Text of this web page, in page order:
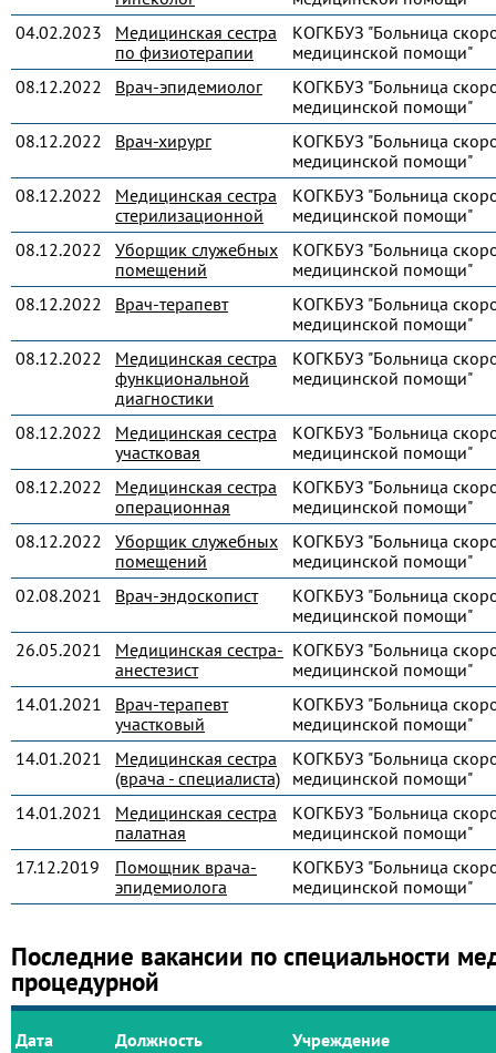
04.02.2023
Медицинская сестра
по физиотерапии
КОГКБУЗ "Больница
медицинской помощи"
08.12.2022
Врач-эпидемиолог
КОГКБУЗ "Больница
медицинской помощи"
08.12.2022
Врач-хирург
КОГКБУЗ "Больница
медицинской помощи"
08.12.2022
Медицинская сестра
стерилизационной
КОГКБУЗ "Больница
медицинской помощи"
08.12.2022
Уборщик служебных
помещений
КОГКБУЗ "Больница
медицинской помощи"
08.12.2022
Врач-терапевт
КОГКБУЗ "Больница
медицинской помощи"
08.12.2022
Медицинская сестра
функциональной
диагностики
КОГКБУЗ "Больница
медицинской помощи"
08.12.2022
Медицинская сестра
участковая
КОГКБУЗ "Больница
медицинской помощи"
08.12.2022
Медицинская сестра
операционная
КОГКБУЗ "Больница
медицинской помощи"
08.12.2022
Уборщик служебных
помещений
КОГКБУЗ "Больница
медицинской помощи"
02.08.2021
Врач-эндоскопист
КОГКБУЗ "Больница
медицинской помощи"
26.05.2021
Медицинская сестра-
анестезист
КОГКБУЗ "Больница
медицинской помощи"
14.01.2021
Врач-терапевт
участковый
КОГКБУЗ "Больница
медицинской помощи"
14.01.2021
Медицинская сестра
(врача - специалиста)
КОГКБУЗ "Больница
медицинской помощи"
14.01.2021
Медицинская сестра
палатная
КОГКБУЗ "Больница
медицинской помощи"
17.12.2019
Помощник врача-
эпидемиолога
КОГКБУЗ "Больница
медицинской помощи"
Последние вакансии по специальности
процедурной
Дата Должность Учреждение